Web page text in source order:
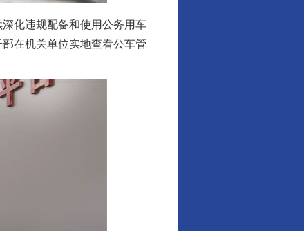
化违规配备和使用公务用车
在机关单位实地查看公车管